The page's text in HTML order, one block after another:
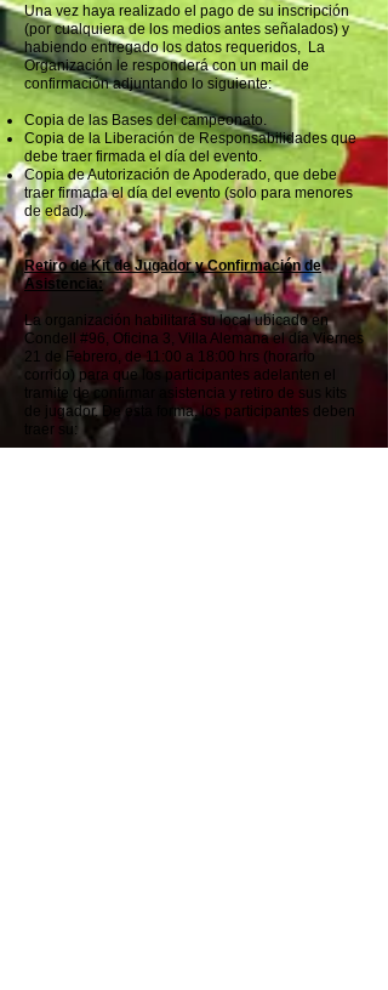
Una vez haya realizado el pago de su inscripción
(por cualquiera de los medios antes señalados) y
habiendo entregado los datos requeridos, La
Organización le responderá con un mail de
confirmación adjuntando lo siguiente:
Copia de las Bases del campeonato.
Copia de la Liberación de Responsabilidades que
debe traer firmada el día del evento.
Copia de Autorización de Apoderado, que debe
traer firmada el día del evento (solo para menores
de edad).
Retiro de Kit de Jugador y Confirmación de
Asistencia:
La organización habilitará su local ubicado en
Condell #96, Oficina 3, Villa Alemana el día Viernes
21 de Febrero, de 11:00 a 18:00 hrs (horario
corrido) para que los participantes adelanten el
tramite de confirmar asistencia y retiro de sus kits
de jugador. De esta forma, los participantes deben
traer su: